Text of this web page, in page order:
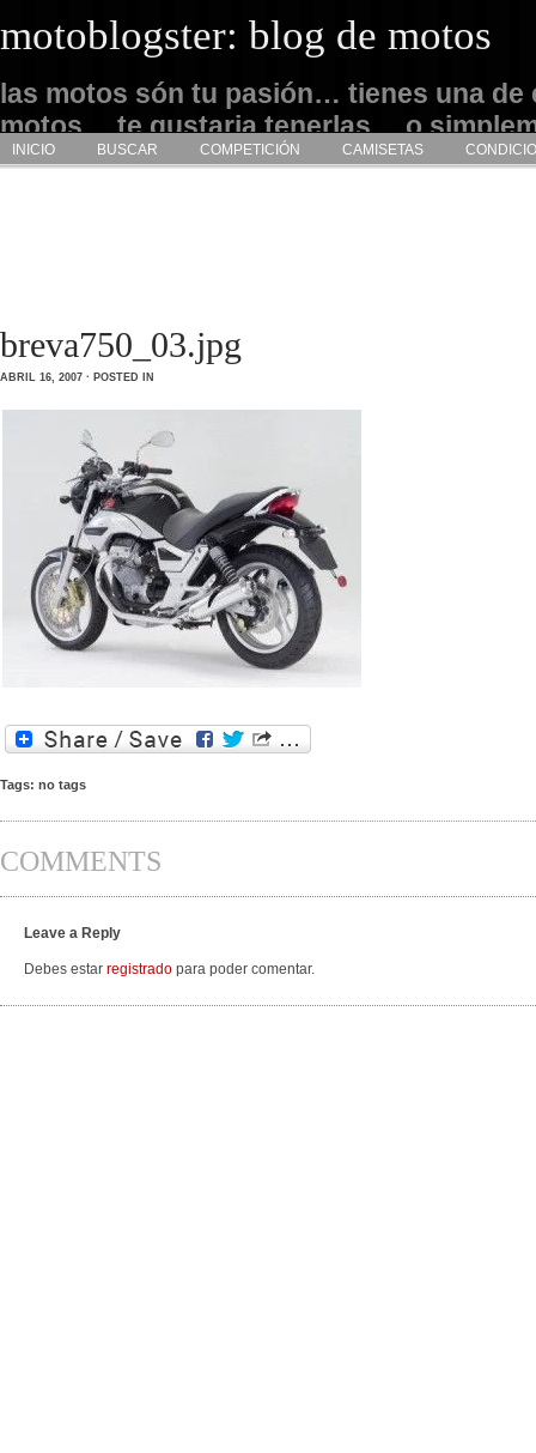
motoblogster: blog de motos
las motos són tu pasión… tienes una de
motos… te gustaria tenerlas… o
admirarlas… este es tu sitio
INICIO BUSCAR COMPETICIÓN CAMISETAS
breva750_03.jpg
ABRIL 16, 2007 · POSTED IN
Tags: no tags
COMMENTS
Leave a Reply
Debes estar registrado para poder comentar.